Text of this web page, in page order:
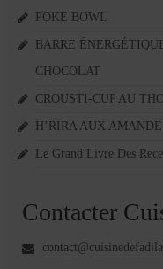
POKE BOWL
BARRE
CHOCOLAT
CROUSTI-CUP AU
H’RIRA AUX
Le Grand Livre Des
Contacter